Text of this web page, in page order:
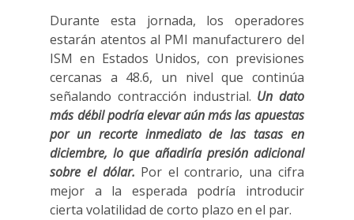
Durante esta jornada, los operadores
estarán atentos al PMI manufacturero del
ISM en Estados Unidos, con previsiones
cercanas a 48.6, un nivel que continúa
señalando contracción industrial. Un dato
más débil podría elevar aún más las apuestas
por un recorte inmediato de las tasas en
diciembre, lo que añadiría presión adicional
sobre el dólar. Por el contrario, una cifra
mejor a la esperada podría introducir
cierta volatilidad de corto plazo en el par.